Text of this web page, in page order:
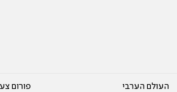
העולם הערבי
פורום